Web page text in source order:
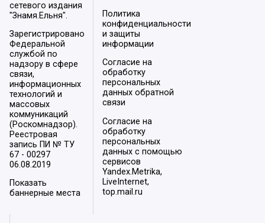
сетевого издания
"Знамя.Ельня".
Зарегистрировано
Федеральной
службой по
надзору в сфере
связи,
информационных
технологий и
массовых
коммуникаций
(Роскомнадзор).
Реестровая
запись ПИ № ТУ
67 - 00297
06.08.2019
Показать
баннерные места
Политика
конфиденциальности
и защиты
информации
Согласие на
обработку
персональных
данных обратной
связи
Согласие на
обработку
персональных
данных с помощью
сервисов
Yandex.Metrika,
LiveInternet,
top.mail.ru